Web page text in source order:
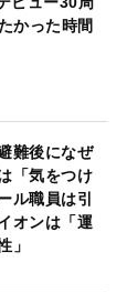
かった時間
難後になぜ
「気をつけ
ル職員は引
オンは「運
」